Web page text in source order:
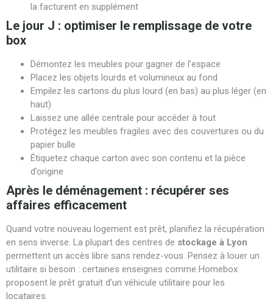
la facturent en supplément
Le jour J : optimiser le remplissage de votre
box
Démontez les meubles pour gagner de l’espace
Placez les objets lourds et volumineux au fond
Empilez les cartons du plus lourd (en bas) au plus léger (en
haut)
Laissez une allée centrale pour accéder à tout
Protégez les meubles fragiles avec des couvertures ou du
papier bulle
Étiquetez chaque carton avec son contenu et la pièce
d’origine
Après le déménagement : récupérer ses
affaires efficacement
Quand votre nouveau logement est prêt, planifiez la récupération
en sens inverse. La plupart des centres de stockage à Lyon
permettent un accès libre sans rendez-vous. Pensez à louer un
utilitaire si besoin : certaines enseignes comme Homebox
proposent le prêt gratuit d’un véhicule utilitaire pour les
locataires.